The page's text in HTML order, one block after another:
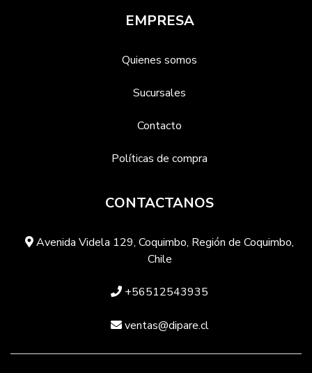
EMPRESA
Quienes somos
Sucursales
Contacto
Políticas de compra
CONTACTANOS
Avenida Videla 129, Coquimbo, Región de Coquimbo,
Chile
+56512543935
ventas@dipare.cl